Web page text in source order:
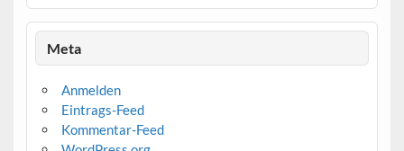
Meta
Anmelden
Eintrags-Feed
Kommentar-Feed